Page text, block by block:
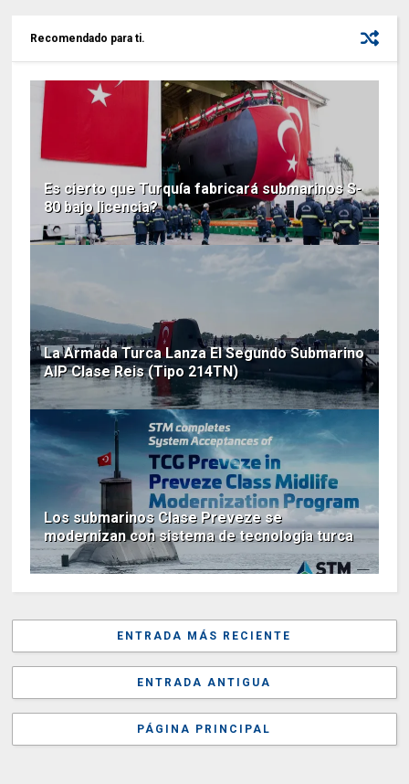
Recomendado para ti.
Es cierto que Turquía fabricará submarinos S-
80 bajo licencia?
La Armada Turca Lanza El Segundo Submarino
AIP Clase Reis (Tipo 214TN)
Los submarinos Clase Preveze se
modernizan con sistema de tecnologia turca
ENTRADA MÁS RECIENTE
ENTRADA ANTIGUA
PÁGINA PRINCIPAL